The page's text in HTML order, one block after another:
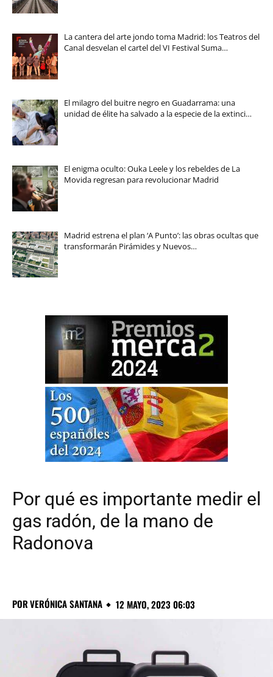
La cantera del arte jondo toma Madrid: los Teatros del
Canal desvelan el cartel del VI Festival Suma…
El milagro del buitre negro en Guadarrama: una
unidad de élite ha salvado a la especie de la extinci…
El enigma oculto: Ouka Leele y los rebeldes de La
Movida regresan para revolucionar Madrid
Madrid estrena el plan ‘A Punto’: las obras ocultas que
transformarán Pirámides y Nuevos…
Por qué es importante medir el
gas radón, de la mano de
Radonova
PORVERÓNICA SANTANA 12 MAYO, 2023 06:03